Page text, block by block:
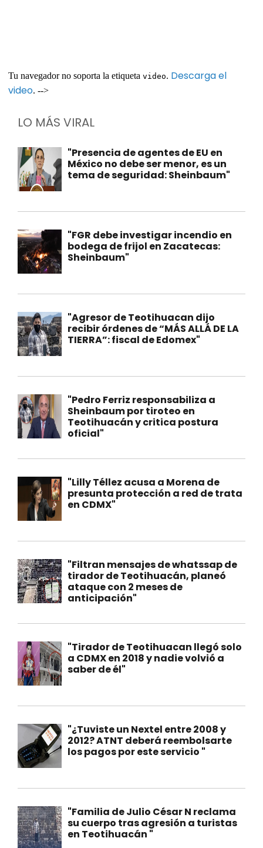
Tu navegador no soporta la etiqueta video. Descarga el
video. -->
LO MÁS VIRAL
"Presencia de agentes de EU en
México no debe ser menor, es un
tema de seguridad: Sheinbaum"
"FGR debe investigar incendio en
bodega de frijol en Zacatecas:
Sheinbaum"
"Agresor de Teotihuacan dijo
recibir órdenes de “MÁS ALLÁ DE LA
TIERRA”: fiscal de Edomex"
"Pedro Ferriz responsabiliza a
Sheinbaum por tiroteo en
Teotihuacán y critica postura
oficial"
"Lilly Téllez acusa a Morena de
presunta protección a red de trata
en CDMX"
"Filtran mensajes de whatssap de
tirador de Teotihuacán, planeó
ataque con 2 meses de
anticipación"
"Tirador de Teotihuacan llegó solo
a CDMX en 2018 y nadie volvió a
saber de él"
"¿Tuviste un Nextel entre 2008 y
2012? ATNT deberá reembolsarte
los pagos por este servicio "
"Familia de Julio César N reclama
su cuerpo tras agresión a turistas
en Teotihuacán "